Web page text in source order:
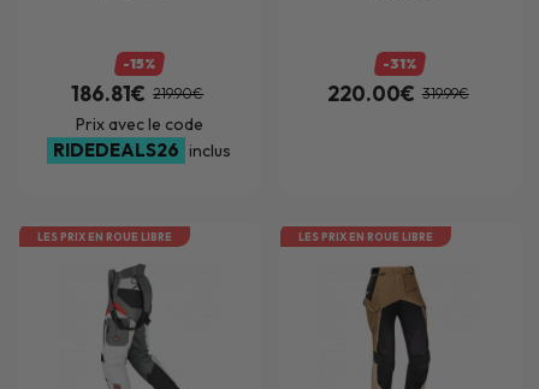
-15%
186.81€ 219.90€
Prix avec le code
RIDEDEALS26 inclus
-31%
220.00€ 319.99€
LES PRIX EN ROUE LIBRE LES PRIX EN ROUE LIBRE